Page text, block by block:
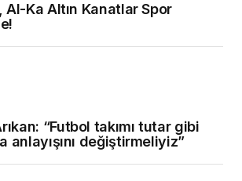
Al-Ka Altın Kanatlar Spor
“Futbol takımı tutar gibi
anlayışını değiştirmeliyiz”